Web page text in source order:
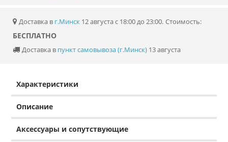
Доставка в г.Минск 12 августа с 18:00 до 23:00. Стоимость:
БЕСПЛАТНО
Доставка в пункт самовывоза (г.Минск) 13 августа
Характеристики
Описание
Аксессуары и сопутствующие